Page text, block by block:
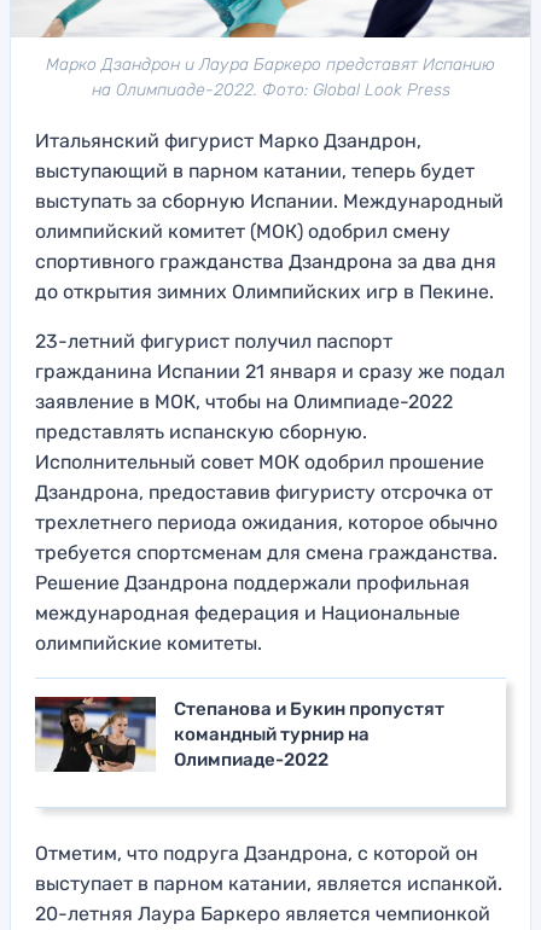
Марко Дзандрон и Лаура Баркеро представят Испанию
на Олимпиаде-2022. Фото: Global Look Press
Итальянский фигурист Марко Дзандрон,
выступающий в парном катании, теперь будет
выступать за сборную Испании. Международный
олимпийский комитет (МОК) одобрил смену
спортивного гражданства Дзандрона за два дня
до открытия зимних Олимпийских игр в Пекине.
23-летний фигурист получил паспорт
гражданина Испании 21 января и сразу же подал
заявление в МОК, чтобы на Олимпиаде-2022
представлять испанскую сборную.
Исполнительный совет МОК одобрил прошение
Дзандрона, предоставив фигуристу отсрочка от
трехлетнего периода ожидания, которое обычно
требуется спортсменам для смена гражданства.
Решение Дзандрона поддержали профильная
международная федерация и Национальные
олимпийские комитеты.
Степанова и Букин пропустят
командный турнир на
Олимпиаде-2022
Отметим, что подруга Дзандрона, с которой он
выступает в парном катании, является испанкой.
20-летняя Лаура Баркеро является чемпионкой